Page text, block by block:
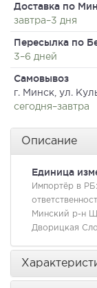
Доставка по
завтра–3 дня
Пересылка по
3–6 дней
Самовывоз
г. Минск, ул.
сегодня–завтра
Описание
Единица
Импортёр в РБ:
Минский р-н
Дворицкая